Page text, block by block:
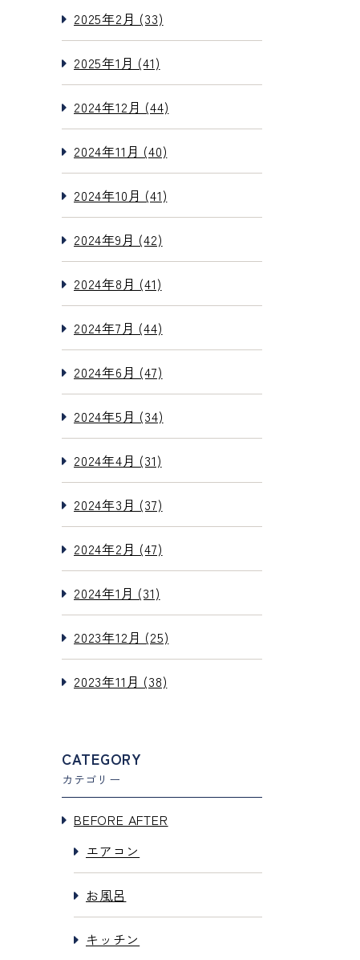
2025年2月 (33)
2025年1月 (41)
2024年12月 (44)
2024年11月 (40)
2024年10月 (41)
2024年9月 (42)
2024年8月 (41)
2024年7月 (44)
2024年6月 (47)
2024年5月 (34)
2024年4月 (31)
2024年3月 (37)
2024年2月 (47)
2024年1月 (31)
2023年12月 (25)
2023年11月 (38)
CATEGORY
カテゴリー
BEFORE AFTER
エアコン
お風呂
キッチン